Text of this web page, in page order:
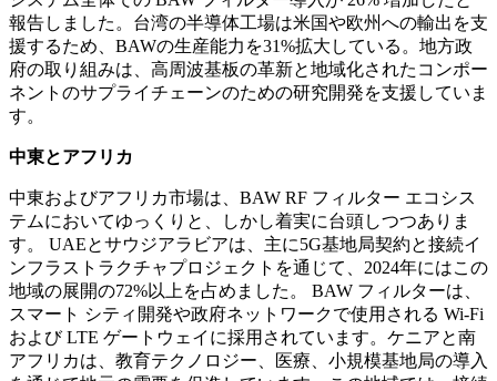
報告しました。台湾の半導体工場は米国や欧州への輸出を支
援するため、BAWの生産能力を31%拡大している。地方政
府の取り組みは、高周波基板の革新と地域化されたコンポー
ネントのサプライチェーンのための研究開発を支援していま
す。
中東とアフリカ
中東およびアフリカ市場は、BAW RF フィルター エコシス
テムにおいてゆっくりと、しかし着実に台頭しつつありま
す。 UAEとサウジアラビアは、主に5G基地局契約と接続イ
ンフラストラクチャプロジェクトを通じて、2024年にはこの
地域の展開の72%以上を占めました。 BAW フィルターは、
スマート シティ開発や政府ネットワークで使用される Wi-Fi
および LTE ゲートウェイに採用されています。ケニアと南
アフリカは、教育テクノロジー、医療、小規模基地局の導入